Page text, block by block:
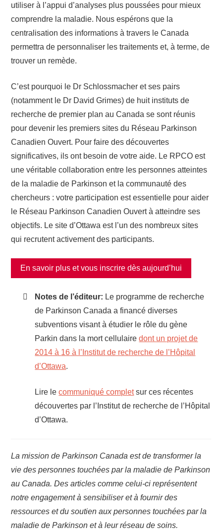
utiliser à l’appui d’analyses plus poussées pour mieux
comprendre la maladie. Nous espérons que la
centralisation des informations à travers le Canada
permettra de personnaliser les traitements et, à terme, de
trouver un remède.
C’est pourquoi le Dr Schlossmacher et ses pairs
(notamment le Dr David Grimes) de huit instituts de
recherche de premier plan au Canada se sont réunis
pour devenir les premiers sites du Réseau Parkinson
Canadien Ouvert. Pour faire des découvertes
significatives, ils ont besoin de votre aide. Le RPCO est
une véritable collaboration entre les personnes atteintes
de la maladie de Parkinson et la communauté des
chercheurs : votre participation est essentielle pour aider
le Réseau Parkinson Canadien Ouvert à atteindre ses
objectifs. Le site d’Ottawa est l’un des nombreux sites
qui recrutent activement des participants.
En savoir plus et vous inscrire dès aujourd’hui
Notes de l’éditeur: Le programme de recherche
de Parkinson Canada a financé diverses
subventions visant à étudier le rôle du gène
Parkin dans la mort cellulairedont un projet de
2014 à 16 à l’Institut de recherche de l’Hôpital
d’Ottawa.
Lire lecommuniqué completsur ces récentes
découvertes par l’Institut de recherche de l’Hôpital
d’Ottawa.
La mission de Parkinson Canada est de transformer la
vie des personnes touchées par la maladie de Parkinson
au Canada. Des articles comme celui-ci représentent
notre engagement à sensibiliser et à fournir des
ressources et du soutien aux personnes touchées par la
maladie de Parkinson et à leur réseau de soins.